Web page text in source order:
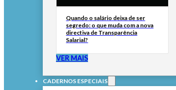
Quando o salário deixa de ser
segredo: o que muda com a nova
directiva de Transparência
Salarial?
VER MAIS
CADERNOS ESPECIAIS